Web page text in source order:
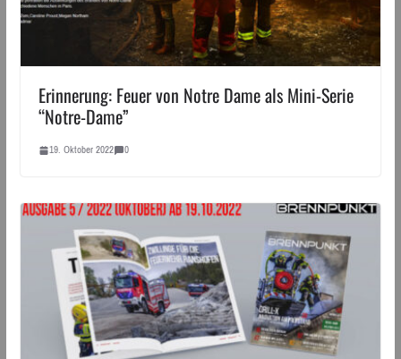
Erinnerung: Feuer von Notre Dame als Mini-Serie
“Notre-Dame”
19. Oktober 2022 0